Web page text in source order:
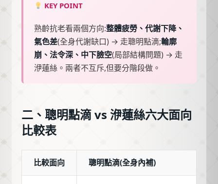
KEY POINT
熟齡抗老看兩個方向:整體疲勞、代謝下降、
氣色差(全身代謝缺口) → 走聰明點滴;輪廓
崩、法令深、中下臉空(局部結構問題) → 走
洢蓮絲。兩者不互斥,但要分階段做。
二、聰明點滴 vs 洢蓮絲六大面向
比較表
比較面向 聰明點滴(全身內補)